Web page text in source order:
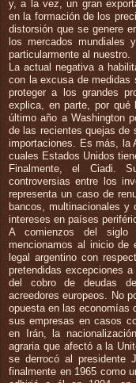
y, a la vez, un gran
en la formación de los
distorsión que se genere
los mercados mundiales
particularmente al nuestro.
La actual negativa a
con la excusa de medidas
proteger a los grandes
explica, en parte, por qué
último año a Washington
de las recientes quejas de
importaciones. Es más, la
cuales Estados Unidos
Finalmente, el Ciadi.
controversias entre los
representa un caso de
bancos, multinacionales y
intereses en países
A comienzos del
mencionamos al inicio de
legal argentino con
pretendidas excepciones
del cobro de deudas
acreedores europeos. No
opuesta en las economías
sus empresas en casos
en Irán, la
agraria que afectó a la
se derrocó al presidente
finalmente en 1965 como